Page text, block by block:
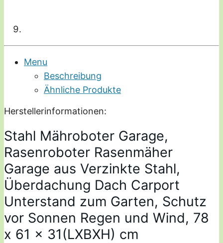
Menu
Beschreibung
Ähnliche Produkte
Herstellerinformationen:
Stahl Mähroboter Garage,
Rasenroboter Rasenmäher
Garage aus Verzinkte Stahl,
Überdachung Dach Carport
Unterstand zum Garten, Schutz
vor Sonnen Regen und Wind, 78
x 61 x 31(LXBXH) cm